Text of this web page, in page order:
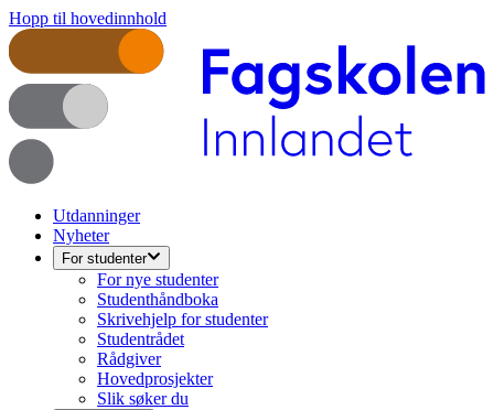
Hopp til hovedinnhold
Utdanninger
Nyheter
For studenter
For nye studenter
Studenthåndboka
Skrivehjelp for studenter
Studentrådet
Rådgiver
Hovedprosjekter
Slik søker du